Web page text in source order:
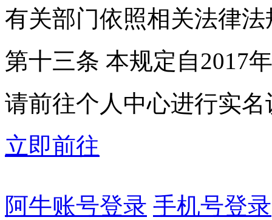
有关部门依照相关法律
第十三条 本规定自2017
请前往个人中心进行实名
立即前往
阿牛账号登录 手机号登录